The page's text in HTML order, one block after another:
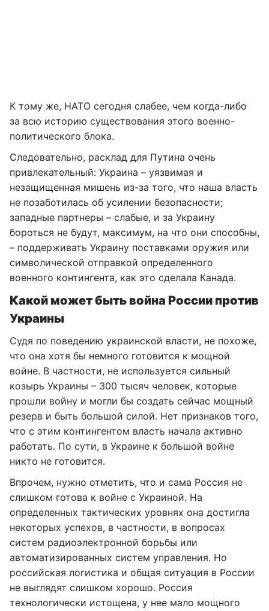
К тому же, НАТО сегодня слабее, чем когда-либо
за всю историю существования этого военно-
политического блока.
Следовательно, расклад для Путина очень
привлекательный: Украина – уязвимая и
незащищенная мишень из-за того, что наша власть
не позаботилась об усилении безопасности;
западные партнеры – слабые, и за Украину
бороться не будут, максимум, на что они способны,
– поддерживать Украину поставками оружия или
символической отправкой определенного
военного контингента, как это сделала Канада.
Какой может быть война России против
Украины
Судя по поведению украинской власти, не похоже,
что она хотя бы немного готовится к мощной
войне. В частности, не используется сильный
козырь Украины – 300 тысяч человек, которые
прошли войну и могли бы создать сейчас мощный
резерв и быть большой силой. Нет признаков того,
что с этим контингентом власть начала активно
работать. По сути, в Украине к большой войне
никто не готовится.
Впрочем, нужно отметить, что и сама Россия не
слишком готова к войне с Украиной. На
определенных тактических уровнях она достигла
некоторых успехов, в частности, в вопросах
систем радиоэлектронной борьбы или
автоматизированных систем управления. Но
российская логистика и общая ситуация в России
не выглядят слишком хорошо. Россия
технологически истощена, у нее мало мощного